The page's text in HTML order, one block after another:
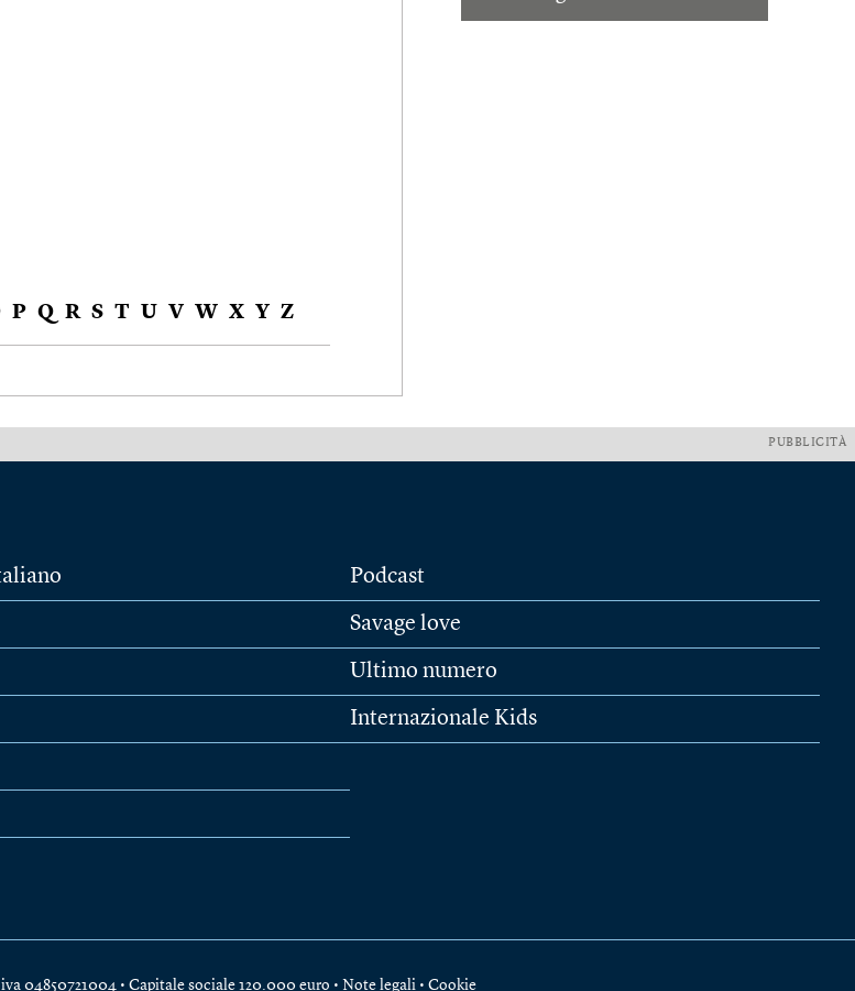
P Q R S T U V W X Y Z
PUBBLICITÀ
Podcast
Savage love
Ultimo numero
Internazionale Kids
04850721004 • Capitale sociale 120.000 euro • Note legali • Cookie